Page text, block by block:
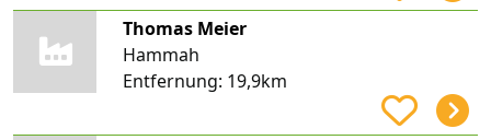
Thomas Meier
Hammah
Entfernung: 19,9km